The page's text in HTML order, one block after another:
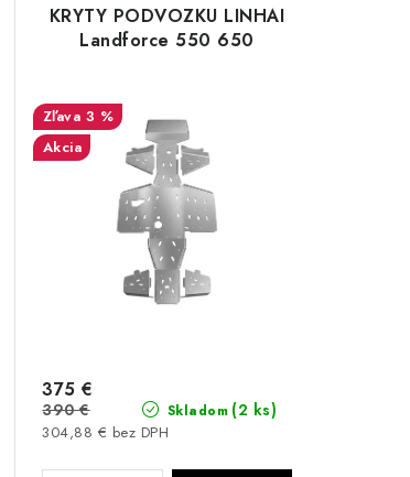
KRYTY PODVOZKU LINHAI
Landforce 550 650
3 %
Akcia
Skladom (2 ks)
304,88 € bez DPH
375 €
390 €